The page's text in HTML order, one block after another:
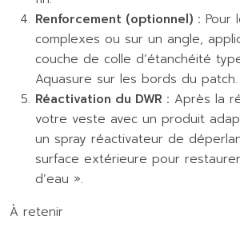
Renforcement (optionnel) : Pour
complexes ou sur un angle,
couche de colle d’étanchéité
Aquasure sur les bords du patch.
Réactivation du DWR : Après la
votre veste avec un produit
un spray réactivateur de
surface extérieure pour
d’eau ».
À retenir